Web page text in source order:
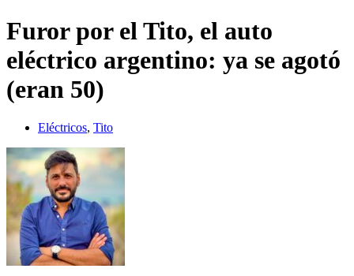
Furor por el Tito, el auto
eléctrico argentino: ya se agotó
(eran 50)
Eléctricos, Tito